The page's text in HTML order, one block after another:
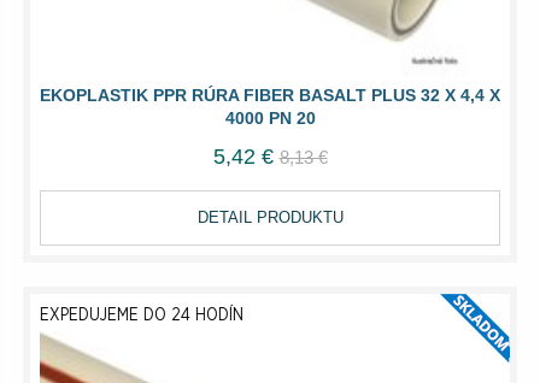
EKOPLASTIK PPR RÚRA FIBER BASALT PLUS 32 X 4,4 X
4000 PN 20
5,42 € 8,13 €
DETAIL PRODUKTU
EXPEDUJEME DO 24 HODÍN